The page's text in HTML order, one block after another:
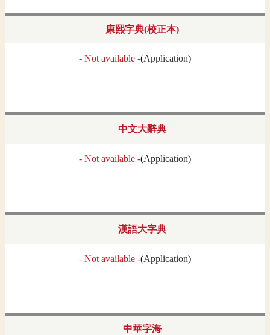
康熙字典(校正本)
- Not available -(Application)
中文大辭典
- Not available -(Application)
漢語大字典
- Not available -(Application)
中華字海